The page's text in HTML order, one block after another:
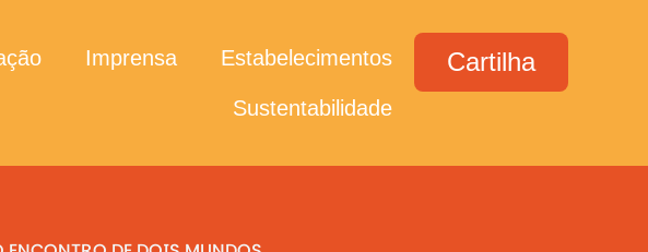
Imprensa Estabelecimentos
Sustentabilidade
Cartilha